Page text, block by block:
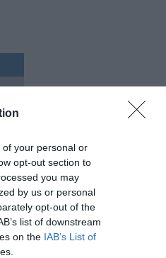
your personal or
opt-out section to
you may
by us or personal
opt-out of the
list of downstream
on the IAB’s List of